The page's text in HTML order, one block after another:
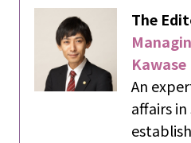
The
Kawase
An
affairs